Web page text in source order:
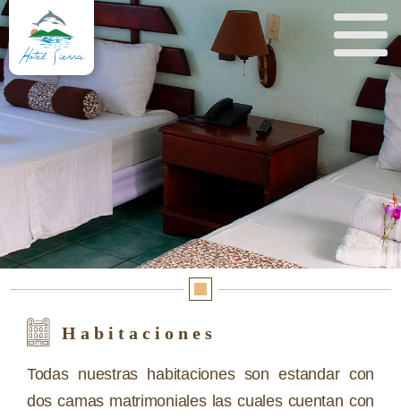
Habitaciones
Todas nuestras habitaciones son estandar con
dos camas matrimoniales las cuales cuentan con